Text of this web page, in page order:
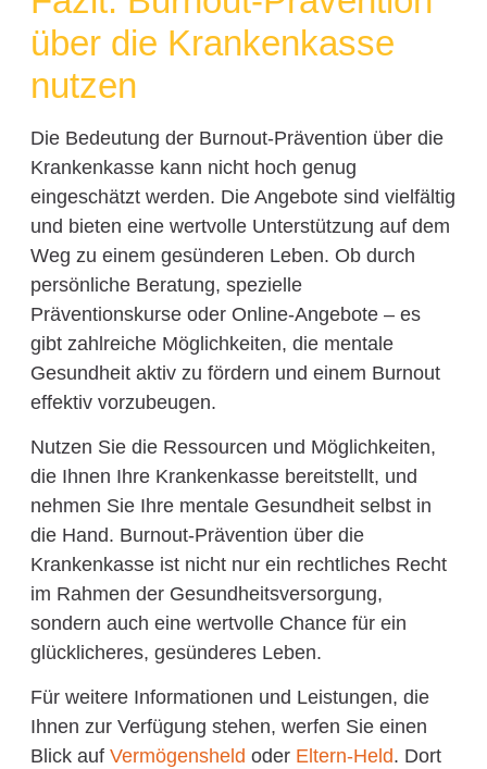
über die Krankenkasse
nutzen
Die Bedeutung der Burnout-Prävention über die
Krankenkasse kann nicht hoch genug
eingeschätzt werden. Die Angebote sind vielfältig
und bieten eine wertvolle Unterstützung auf dem
Weg zu einem gesünderen Leben. Ob durch
persönliche Beratung, spezielle
Präventionskurse oder Online-Angebote – es
gibt zahlreiche Möglichkeiten, die mentale
Gesundheit aktiv zu fördern und einem Burnout
effektiv vorzubeugen.
Nutzen Sie die Ressourcen und Möglichkeiten,
die Ihnen Ihre Krankenkasse bereitstellt, und
nehmen Sie Ihre mentale Gesundheit selbst in
die Hand. Burnout-Prävention über die
Krankenkasse ist nicht nur ein rechtliches Recht
im Rahmen der Gesundheitsversorgung,
sondern auch eine wertvolle Chance für ein
glücklicheres, gesünderes Leben.
Für weitere Informationen und Leistungen, die
Ihnen zur Verfügung stehen, werfen Sie einen
Blick auf Vermögensheld oder Eltern-Held. Dort